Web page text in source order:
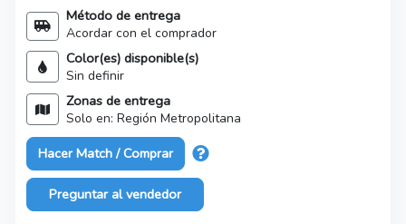
Método de entrega
Acordar con el comprador
Color(es) disponible(s)
Sin definir
Zonas de entrega
Solo en: Región Metropolitana
Hacer Match / Comprar
Preguntar al vendedor